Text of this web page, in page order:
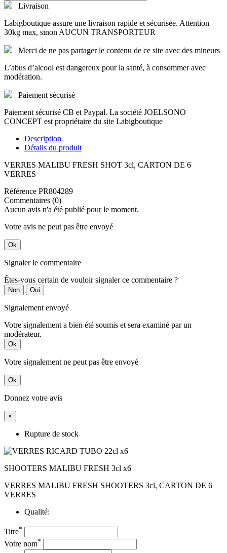
Livraison
Labigboutique assure une livraison rapide et sécurisée. Attention
30kg max, sinon AUCUN TRANSPORTEUR
Merci de ne pas partager le contenu de ce site avec des mineurs
L’abus d’alcool est dangereux pour la santé, à consommer avec
modération.
Paiement sécurisé
Paiement sécurisé CB et Paypal. La société JOELSONO
CONCEPT est propriétaire du site Labigboutique
Description
Détails du produit
VERRES MALIBU FRESH SHOT 3cl, CARTON DE 6
VERRES
Référence PR804289
Commentaires (0)
Aucun avis n'a été publié pour le moment.
Votre avis ne peut pas être envoyé
Ok
Signaler le commentaire
Êtes-vous certain de vouloir signaler ce commentaire ?
Non Oui
Signalement envoyé
Votre signalement a bien été soumis et sera examiné par un
modérateur.
Ok
Votre signalement ne peut pas être envoyé
Ok
Donnez votre avis
×
Rupture de stock
SHOOTERS MALIBU FRESH 3cl x6
VERRES MALIBU FRESH SHOOTERS 3cl, CARTON DE 6
VERRES
Qualité:
Titre*
Votre nom*